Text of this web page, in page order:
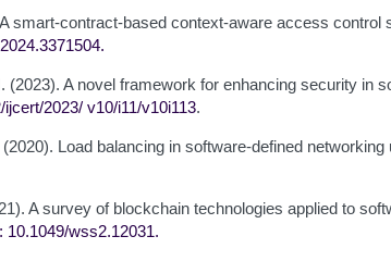
smart-contract-based context-aware access
.
A novel framework for enhancing security in
ijcert/2023/ v10/i11/v10i113.
Load balancing in software-defined
A survey of blockchain technologies applied to
10.1049/wss2.12031.